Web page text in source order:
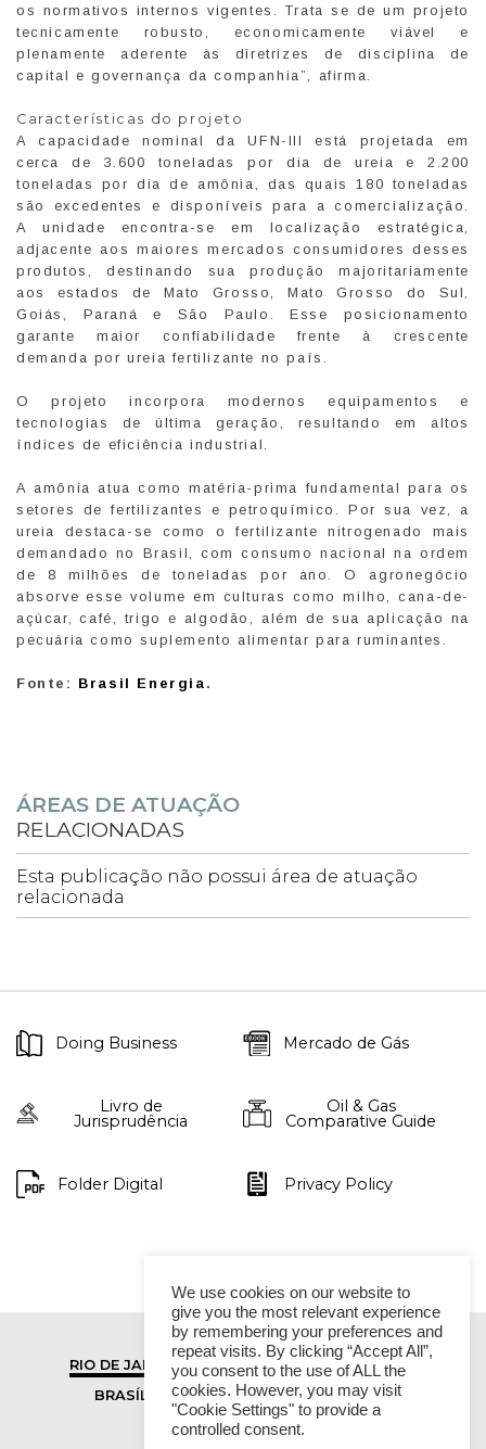
os normativos internos vigentes. Trata se de um projeto
tecnicamente robusto, economicamente viável e
plenamente aderente às diretrizes de disciplina de
capital e governança da companhia”, afirma.
Características do projeto
A capacidade nominal da UFN-III está projetada em
cerca de 3.600 toneladas por dia de ureia e 2.200
toneladas por dia de amônia, das quais 180 toneladas
são excedentes e disponíveis para a comercialização.
A unidade encontra-se em localização estratégica,
adjacente aos maiores mercados consumidores desses
produtos, destinando sua produção majoritariamente
aos estados de Mato Grosso, Mato Grosso do Sul,
Goiás, Paraná e São Paulo. Esse posicionamento
garante maior confiabilidade frente à crescente
demanda por ureia fertilizante no país.
O projeto incorpora modernos equipamentos e
tecnologias de última geração, resultando em altos
índices de eficiência industrial.
A amônia atua como matéria-prima fundamental para os
setores de fertilizantes e petroquímico. Por sua vez, a
ureia destaca-se como o fertilizante nitrogenado mais
demandado no Brasil, com consumo nacional na ordem
de 8 milhões de toneladas por ano. O agronegócio
absorve esse volume em culturas como milho, cana-de-
açúcar, café, trigo e algodão, além de sua aplicação na
pecuária como suplemento alimentar para ruminantes.
Fonte: Brasil Energia .
ÁREAS DE ATUAÇÃO
RELACIONADAS
Esta publicação não possui área de atuação
relacionada
Doing Business Mercado de Gás
Livro de
Jurisprudência
Oil & Gas
Comparative Guide
Folder Digital Privacy Policy
RIO DE JANEIRO
SÃO PAULO
BRASÍLIA
VITÓRIA
We use cookies on our website to
give you the most relevant experience
by remembering your preferences and
repeat visits. By clicking “Accept All”,
you consent to the use of ALL the
cookies. However, you may visit
"Cookie Settings" to provide a
controlled consent.